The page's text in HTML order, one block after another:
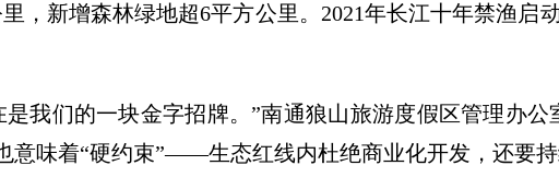
，新增森林绿地超6平方公里。2021年长江十年禁渔启
我们的一块金字招牌。”南通狼山旅游度假区管理办公
意味着“硬约束”——生态红线内杜绝商业化开发，还要持